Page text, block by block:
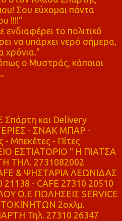
Σου εύχομαι πάντα
!!!!"
το πολιτικό
να υπάρχει νερό σήμερα,
χρόνια."
ο Μυστράς, κάποιοι
Σπάρτη και Delivery
- ΣΝΑΚ ΜΠΑΡ -
- Μπεκέτες - Πίτες
ΕΣΤΙΑΤΟΡΙΟ " Η ΠΙΑΤΣΑ
ΤΗΛ. 2731082002
& ΨΗΣΤΑΡΙΑ ΛΕΩΝΙΔΑΣ
- CAFE 27310 20510
Ο.Ε ΠΩΛΗΣΕΙΣ SERVICE
2οχλμ.
Τηλ. 27310 26347